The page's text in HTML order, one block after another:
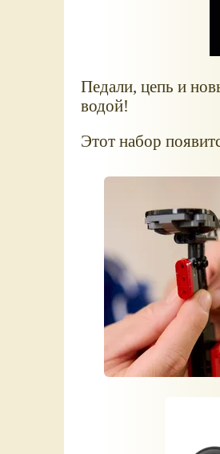
Педали, цепь и
водой!
Этот набор